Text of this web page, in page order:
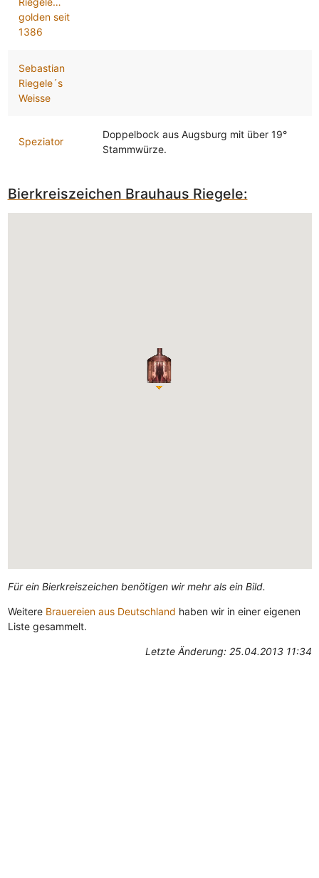
golden seit
1386
Sebastian
Riegele´s
Weisse
Speziator
Doppelbock aus Augsburg mit über 19°
Stammwürze.
Bierkreiszeichen Brauhaus Riegele:
Für ein Bierkreiszeichen benötigen wir mehr als ein Bild.
Weitere Brauereien aus Deutschland haben wir in einer eigenen
Liste gesammelt.
Letzte Änderung: 25.04.2013 11:34